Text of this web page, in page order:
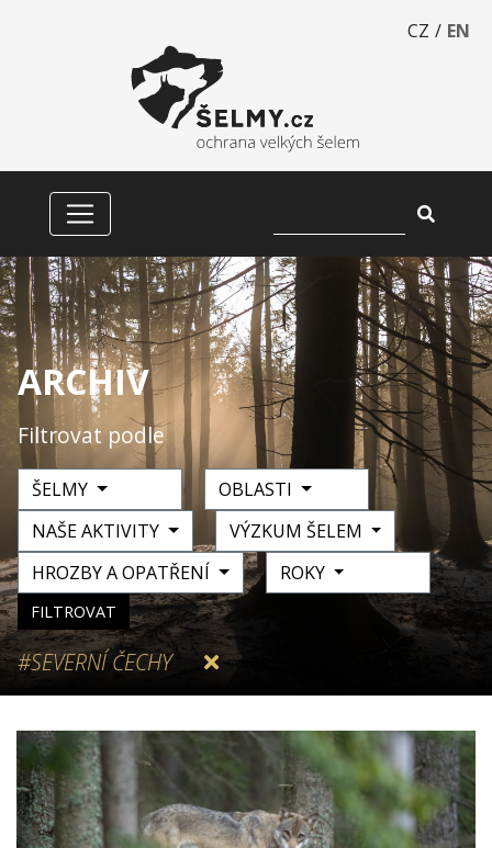
CZ / EN
ARCHIV
Filtrovat podle
ŠELMY
OBLASTI
NAŠE AKTIVITY
VÝZKUM ŠELEM
HROZBY A OPATŘENÍ
ROKY
FILTROVAT
#SEVERNÍ ČECHY